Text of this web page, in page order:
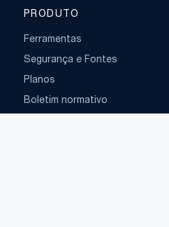
PRODUTO
Ferramentas
Segurança e Fontes
Planos
Boletim normativo